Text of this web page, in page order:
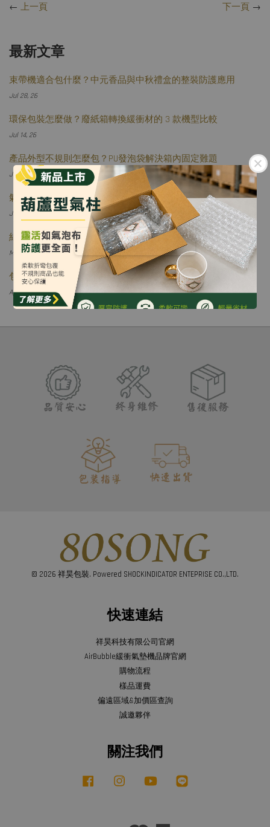
← 上一頁 下一頁 →
最新文章
束帶機適合包什麼？中元香品與中秋禮盒的整裝防護應用
Jul 28, 26
環保包裝怎麼做？廢紙箱轉換緩衝材的 3 款機型比較
Jul 14, 26
產品外型不規則怎麼包？PU發泡袋解決箱內固定難題
Jul 06, 26
氣泡布保護力不夠？少量出貨可以考慮這種充氣包材
Jun 01, 26
紙類包裝如何降低碳排？問題可能不在材料本身
May 11, 26
包裝怎麼做才更環保？關鍵在實際用量
Apr 22, 26
© 2026 祥昊包裝. Powered SHOCKINDICATOR ENTEPRISE CO.,LTD.
快速連結
祥昊科技有限公司官網
AirBubble緩衝氣墊機品牌官網
購物流程
樣品運費
偏遠區域&加價區查詢
誠邀夥伴
關注我們
Facebook Instagram YouTube